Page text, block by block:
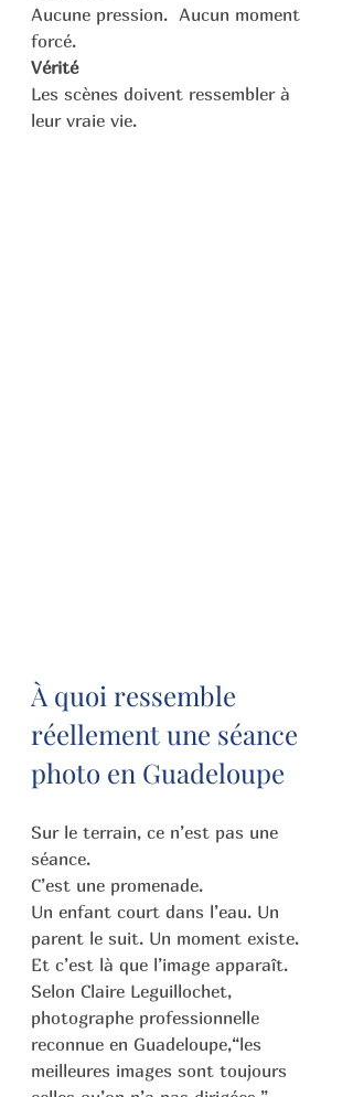
Aucune pression.  Aucun moment
forcé.
Vérité
Les scènes doivent ressembler à
leur vraie vie.
À quoi ressemble
réellement une séance
photo en Guadeloupe
Sur le terrain, ce n’est pas une
séance.
C’est une promenade.
Un enfant court dans l’eau. Un
parent le suit. Un moment existe.
Et c’est là que l’image apparaît.
Selon Claire Leguillochet,
photographe professionnelle
reconnue en Guadeloupe,“les
meilleures images sont toujours